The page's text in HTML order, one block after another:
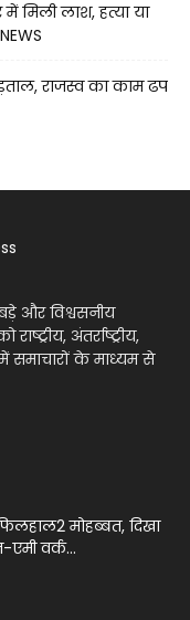
मिली लाश, हत्या या
राजस्व का काम ढप
और विश्वसनीय
अंतर्राष्ट्रीय,
समाचारों के माध्यम से
मोहब्बत, दिखा
वर्क...